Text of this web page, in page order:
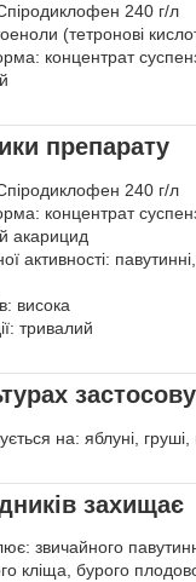
240 г/л
(тетронові
концентрат
препарату
240 г/л
концентрат
акарицид
активності:
висока
тривалий
на: яблуні, груші,
захищає
звичайного
кліща, бурого